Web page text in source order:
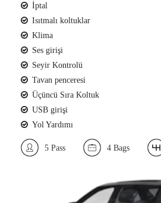
İptal
Isıtmalı koltuklar
Klima
Ses girişi
Seyir Kontrolü
Tavan penceresi
Üçüncü Sıra Koltuk
USB girişi
Yol Yardımı
5 Pass 4 Bags